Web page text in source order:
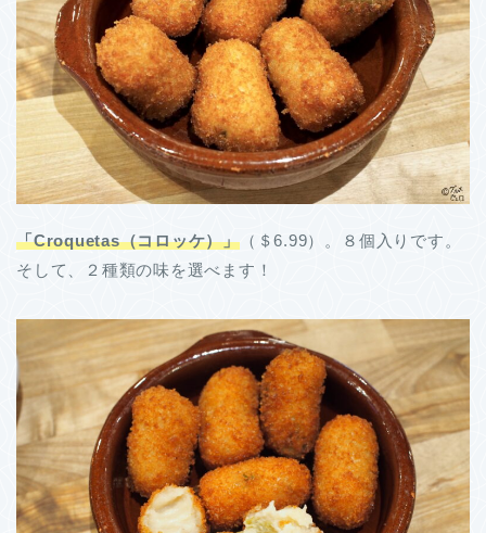
「Croquetas（コロッケ）」（＄6.99）。８個入りです。
そして、２種類の味を選べます！